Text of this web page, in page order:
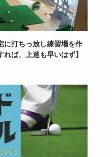
に打ちっ放し練習場を作
ば、上達も早いはず】